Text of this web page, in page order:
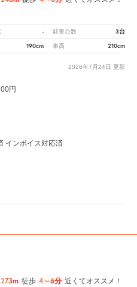
- 駐車台数 3台
190cm 車高 210cm
2026年7月24日 更新
円
インボイス対応済
273m 徒歩 4～6分 近くてオススメ！